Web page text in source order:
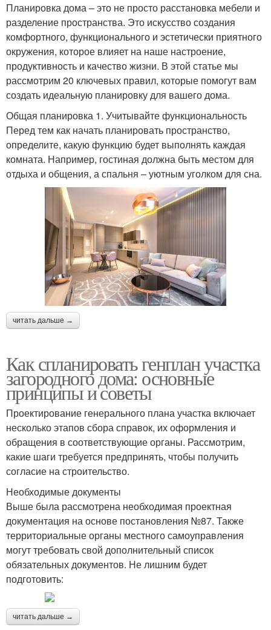
Планировка дома – это не просто расстановка мебели и
разделение пространства. Это искусство создания
комфортного, функционального и эстетически приятного
окружения, которое влияет на наше настроение,
продуктивность и качество жизни. В этой статье мы
рассмотрим 20 ключевых правил, которые помогут вам
создать идеальную планировку для вашего дома.
Общая планировка 1. Учитывайте функциональность
Перед тем как начать планировать пространство,
определите, какую функцию будет выполнять каждая
комната. Например, гостиная должна быть местом для
отдыха и общения, а спальня – уютным уголком для сна.
читать дальше →
Как спланировать генплан участка
загородного дома: основные
принципы и советы
Проектирование генерального плана участка включает
несколько этапов сбора справок, их оформления и
обращения в соответствующие органы. Рассмотрим,
какие шаги требуется предпринять, чтобы получить
согласие на строительство.
Необходимые документы
Выше была рассмотрена необходимая проектная
документация на основе постановления №87. Также
территориальные органы местного самоуправления
могут требовать свой дополнительный список
обязательных документов. Не лишним будет
подготовить:
читать дальше →